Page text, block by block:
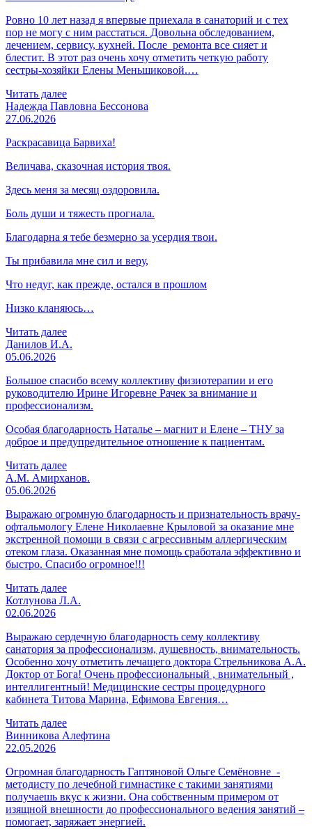
Ровно 10 лет назад я впервые приехала в санаторий и с тех
пор не могу с ним расстаться. Довольна обследованием,
лечением, сервису, кухней. После ремонта все сияет и
блестит. В этот раз очень хочу отметить четкую работу
сестры-хозяйки Елены Меньшиковой.…
Читать далее
Надежда Павловна Бессонова
27.06.2026
Раскрасавица Барвиха!
Величава, сказочная история твоя.
Здесь меня за месяц оздоровила.
Боль души и тяжесть прогнала.
Благодарна я тебе безмерно за усердия твои.
Ты прибавила мне сил и веру,
Что недуг, как прежде, остался в прошлом
Низко кланяюсь…
Читать далее
Данилов И.А.
05.06.2026
Большое спасибо всему коллективу физиотерапии и его
руководителю Ирине Игоревне Рачек за внимание и
профессионализм.
Особая благодарность Наталье – магнит и Елене – ТНУ за
доброе и предупредительное отношение к пациентам.
Читать далее
А.М. Амирханов.
05.06.2026
Выражаю огромную благодарность и признательность врачу-
офтальмологу Елене Николаевне Крыловой за оказание мне
экстренной помощи в связи с агрессивным аллергическим
отеком глаза. Оказанная мне помощь сработала эффективно и
быстро. Спасибо огромное!!!
Читать далее
Котлунова Л.А.
02.06.2026
Выражаю сердечную благодарность сему коллективу
санатория за профессионализм, душевность, внимательность.
Особенно хочу отметить лечащего доктора Стрельникова А.А.
Доктор от Бога! Очень профессиональный , внимательный ,
интеллигентный! Медицинские сестры процедурного
кабинета Титова Марина, Ефимова Евгения…
Читать далее
Винникова Алефтина
22.05.2026
Огромная благодарность Гаптяновой Ольге Семёновне -
методисту по лечебной гимнастике с такими занятиями
получаешь вкус к жизни. Она собственным примером от
изящной внешности до профессионального ведения занятий –
помогает, заряжает энергией.